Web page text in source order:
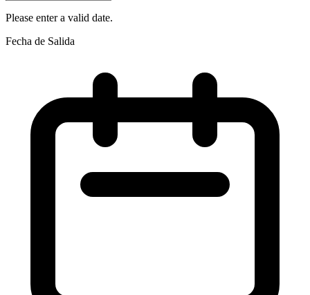
Please enter a valid date.
Fecha de Salida